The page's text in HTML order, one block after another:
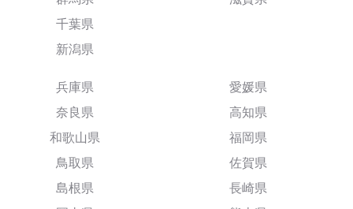
千葉県
新潟県
兵庫県
奈良県
和歌山県
鳥取県
島根県
愛媛県
高知県
福岡県
佐賀県
長崎県